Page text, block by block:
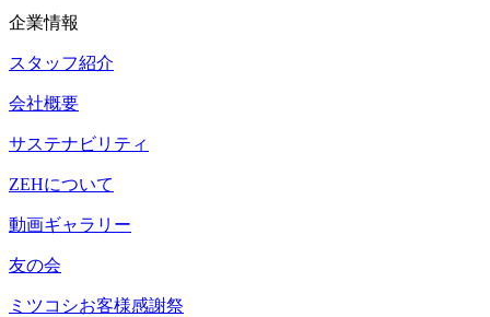
企業情報
スタッフ紹介
会社概要
サステナビリティ
ZEHについて
動画ギャラリー
友の会
ミツコシお客様感謝祭